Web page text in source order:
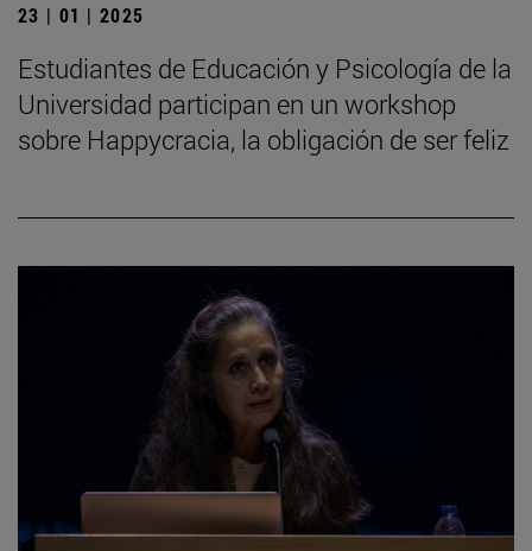
23 | 01 | 2025
Estudiantes de Educación y Psicología de la
Universidad participan en un workshop
sobre Happycracia, la obligación de ser feliz